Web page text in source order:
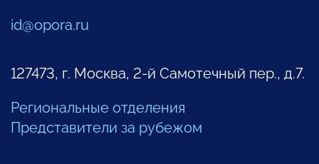
id@opora.ru
127473, г. Москва, 2-й Самотечный пер., д.7.
Региональные отделения
Представители за рубежом